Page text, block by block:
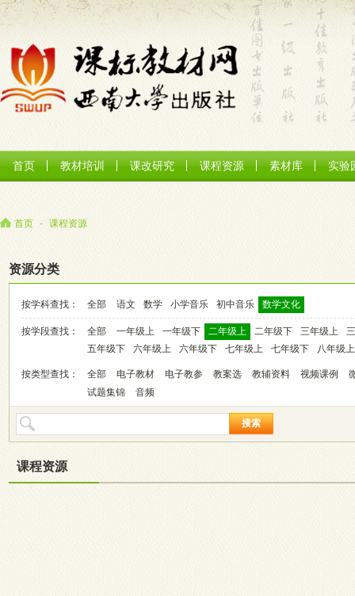
首页 教材培训 课改研究 课程资源 素材库 实验
首页 - 课程资源
资源分类
按学科查找： 全部 语文 数学 小学音乐 初中音乐 数学文化
按学段查找： 全部 一年级上 一年级下 二年级上 二年级下 三年级上
五年级下
六年级上 六年级下 七年级上 七年级下 八年级上
按类型查找： 全部 电子教材 电子教参 教案选 教辅资料 视频课例
试题集锦
音频
搜索
课程资源